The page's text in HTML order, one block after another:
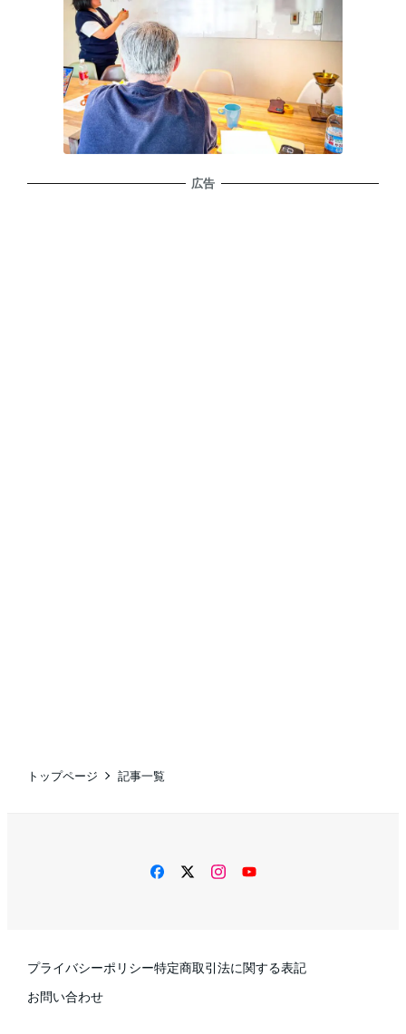
広告
トップページ 記事一覧
facebooktwitterinstagram
YouTube
プライバシーポリシー特定商取引法に関する表記
お問い合わせ